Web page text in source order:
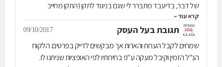
של דבר, בדיעבד מתברר לי שגם בניגוד לתקן (התקן מחייב
טריפלקס - זכוכית רבודה. הם הציעו גם אופציה של טריפלקס אולם
אני לא ידעתי שזה בכלל לא אופציה אלא חובה על פי החוק).
התשתית למעקה לא בוצעה על ידם אולם לטעמי הם לא השגיחו
מספיק שהתשתית כראוי והתקינו בכל זאת והתוצאה הינה מעקה
מתנדנד שבדיעבד לא הייתי מבצע אותו (בוחר במעקה רגיל). מנעול
קרא עוד
תגובת בעל העסק 09/10/2017
שמחים לקבל הערות והארות אך מבקשים לדייק בפרטים. הלקוח
הנ"ל הזמין וקיבל מעקה ע"פ בחירותיו לפי האופציות שניתנו לו.